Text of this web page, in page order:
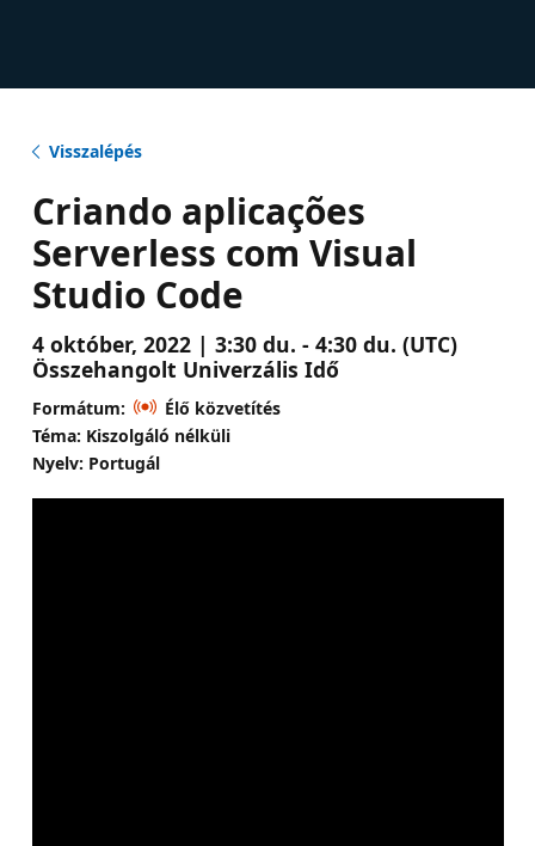
Visszalépés
Criando aplicações
Serverless com Visual
Studio Code
4 október, 2022 | 3:30 du. - 4:30 du. (UTC)
Összehangolt Univerzális Idő
Formátum:
Élő közvetítés
Téma: Kiszolgáló nélküli
Nyelv: Portugál